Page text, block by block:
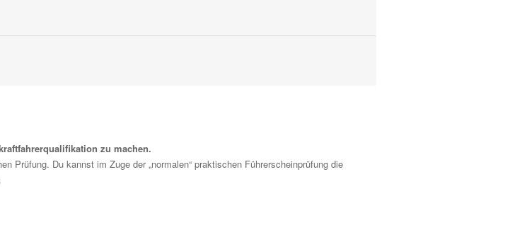
zu machen.
Prüfung. Du kannst im Zuge der „normalen“ praktischen Führerscheinprüfung die